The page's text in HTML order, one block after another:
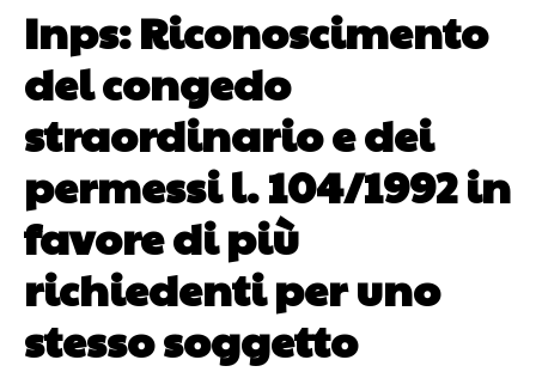
Inps: Riconoscimento
del congedo
straordinario e dei
permessi l. 104/1992 in
favore di più
richiedenti per uno
stesso soggetto